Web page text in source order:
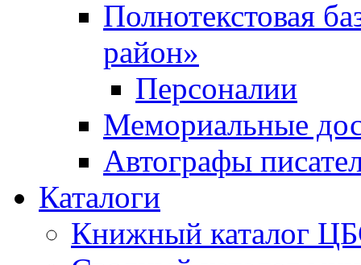
Полнотекстовая
район»
Персоналии
Мемориальные
Автографы
Каталоги
Книжный каталог